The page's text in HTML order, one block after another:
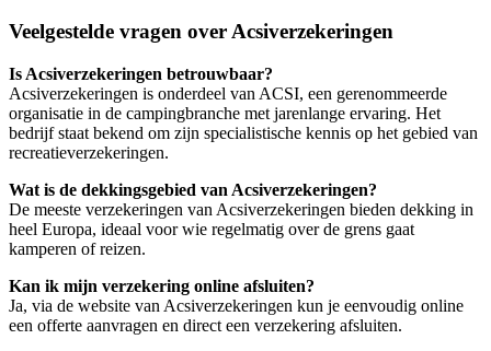
Veelgestelde vragen over Acsiverzekeringen
Is Acsiverzekeringen betrouwbaar?
Acsiverzekeringen is onderdeel van ACSI, een gerenommeerde
organisatie in de campingbranche met jarenlange ervaring. Het
bedrijf staat bekend om zijn specialistische kennis op het gebied van
recreatieverzekeringen.
Wat is de dekkingsgebied van Acsiverzekeringen?
De meeste verzekeringen van Acsiverzekeringen bieden dekking in
heel Europa, ideaal voor wie regelmatig over de grens gaat
kamperen of reizen.
Kan ik mijn verzekering online afsluiten?
Ja, via de website van Acsiverzekeringen kun je eenvoudig online
een offerte aanvragen en direct een verzekering afsluiten.